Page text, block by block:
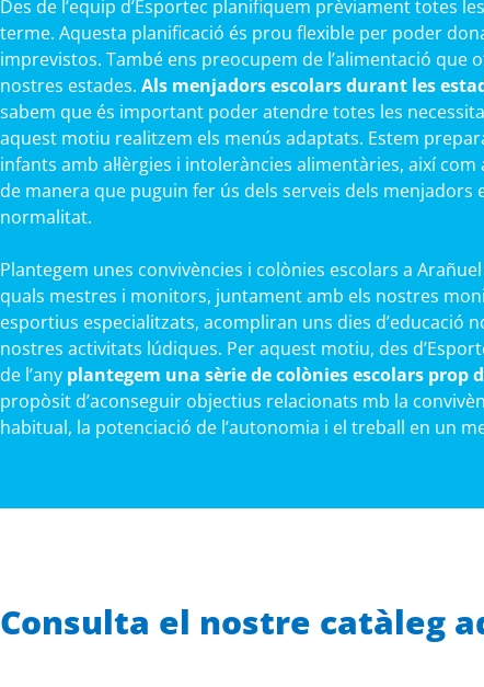
Des de l’equip d’Esportec planifiquem prèviament totes
terme. Aquesta planificació és prou flexible per poder
imprevistos. També ens preocupem de l’alimentació que
nostres estades. Als menjadors escolars durant les
sabem que és important poder atendre totes les
aquest motiu realitzem els menús adaptats. Estem
infants amb al·lèrgies i intoleràncies alimentàries, així com
de manera que puguin fer ús dels serveis dels menjadors
normalitat.
Plantegem unes convivències i colònies escolars a
quals mestres i monitors, juntament amb els nostres
esportius especialitzats, acompliran uns dies d’educació
nostres activitats lúdiques. Per aquest motiu, des
de l’any plantegem una sèrie de colònies escolars prop
propòsit d’aconseguir objectius relacionats mb la
habitual, la potenciació de l’autonomia i el treball en un
Consulta el nostre catàleg